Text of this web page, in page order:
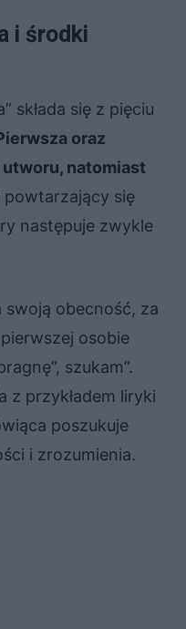
i środki
składa się z pięciu
oraz
natomiast
powtarzający się
następuje zwykle
obecność, za
osobie
szukam”.
z przykładem liryki
poszukuje
i zrozumienia.